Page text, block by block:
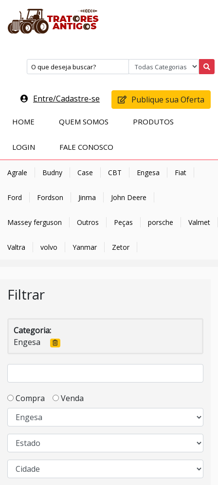
Entre/Cadastre-se Publique sua Oferta
HOME QUEM SOMOS PRODUTOS
LOGIN FALE CONOSCO
Agrale Budny Case CBT Engesa Fiat
Ford Fordson Jinma John Deere
Massey ferguson Outros Peças porsche Valmet
Valtra volvo Yanmar Zetor
Filtrar
Categoria:
Engesa
Compra Venda